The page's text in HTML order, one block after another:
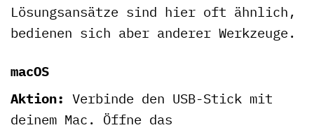
Lösungsansätze sind hier oft ähnlich,
bedienen sich aber anderer Werkzeuge.
macOS
Aktion: Verbinde den USB-Stick mit
deinem Mac. Öffne das